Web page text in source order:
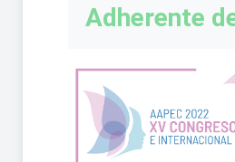
Adherente